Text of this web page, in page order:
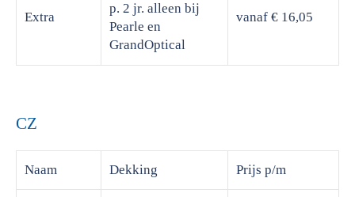
Extra
p. 2 jr. alleen bij
Pearle en
GrandOptical
vanaf € 16,05
CZ
Naam Dekking Prijs p/m